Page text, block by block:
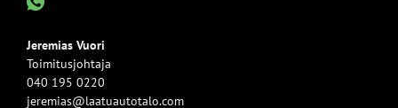
Jeremias Vuori
Toimitusjohtaja
040 195 0220
jeremias@laatuautotalo.com